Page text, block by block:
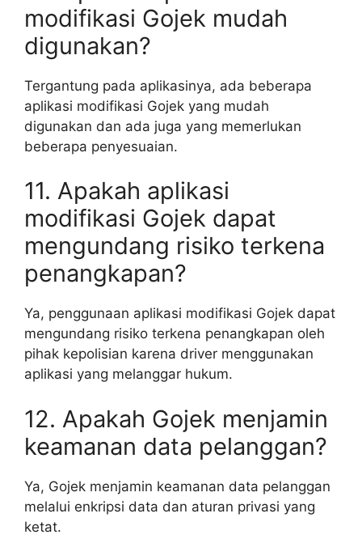
modifikasi Gojek mudah
digunakan?
Tergantung pada aplikasinya, ada beberapa
aplikasi modifikasi Gojek yang mudah
digunakan dan ada juga yang memerlukan
beberapa penyesuaian.
11. Apakah aplikasi
modifikasi Gojek dapat
mengundang risiko terkena
penangkapan?
Ya, penggunaan aplikasi modifikasi Gojek dapat
mengundang risiko terkena penangkapan oleh
pihak kepolisian karena driver menggunakan
aplikasi yang melanggar hukum.
12. Apakah Gojek menjamin
keamanan data pelanggan?
Ya, Gojek menjamin keamanan data pelanggan
melalui enkripsi data dan aturan privasi yang
ketat.